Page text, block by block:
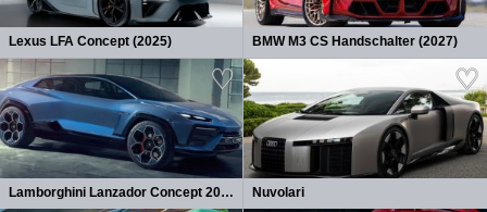
Lexus LFA Concept (2025) BMW M3 CS Handschalter (2027)
Lamborghini Lanzador Concept 2026 Nuvolari